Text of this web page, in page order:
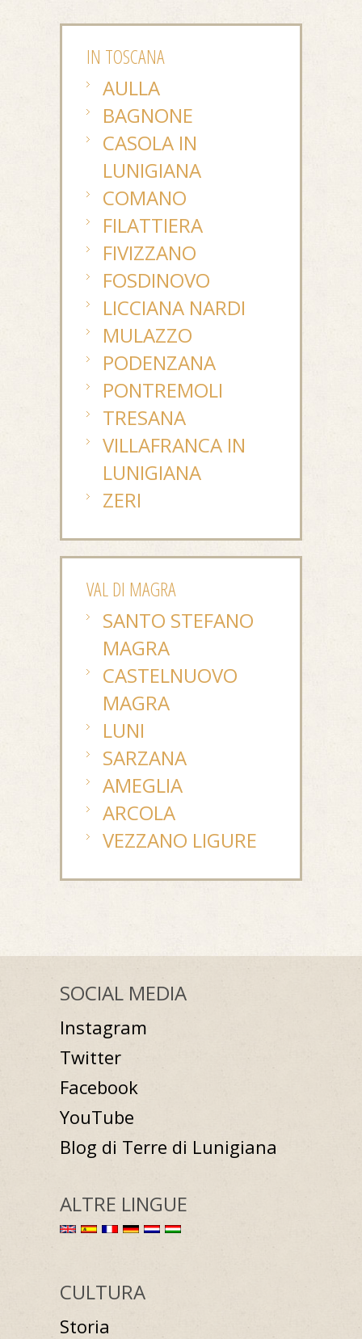
IN TOSCANA
AULLA
BAGNONE
CASOLA IN
LUNIGIANA
COMANO
FILATTIERA
FIVIZZANO
FOSDINOVO
LICCIANA NARDI
MULAZZO
PODENZANA
PONTREMOLI
TRESANA
VILLAFRANCA IN
LUNIGIANA
ZERI
VAL DI MAGRA
SANTO STEFANO
MAGRA
CASTELNUOVO
MAGRA
LUNI
SARZANA
AMEGLIA
ARCOLA
VEZZANO LIGURE
SOCIAL MEDIA
Instagram
Twitter
Facebook
YouTube
Blog di Terre di Lunigiana
ALTRE LINGUE
CULTURA
Storia